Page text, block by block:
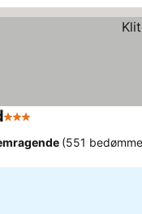
3 Stjerner
(551